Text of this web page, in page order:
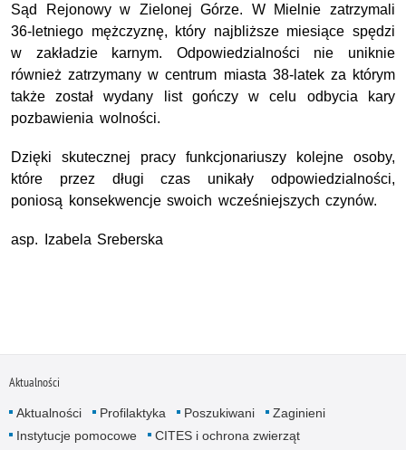
Sąd Rejonowy w Zielonej Górze. W Mielnie zatrzymali
36-letniego mężczyznę, który najbliższe miesiące spędzi
w zakładzie karnym. Odpowiedzialności nie uniknie
również zatrzymany w centrum miasta 38-latek za którym
także został wydany list gończy w celu odbycia kary
pozbawienia wolności.
Dzięki skutecznej pracy funkcjonariuszy kolejne osoby,
które przez długi czas unikały odpowiedzialności,
poniosą konsekwencje swoich wcześniejszych czynów.
asp. Izabela Sreberska
Aktualności
Aktualności Profilaktyka Poszukiwani
Zaginieni
Instytucje pomocowe
CITES i ochrona zwierząt